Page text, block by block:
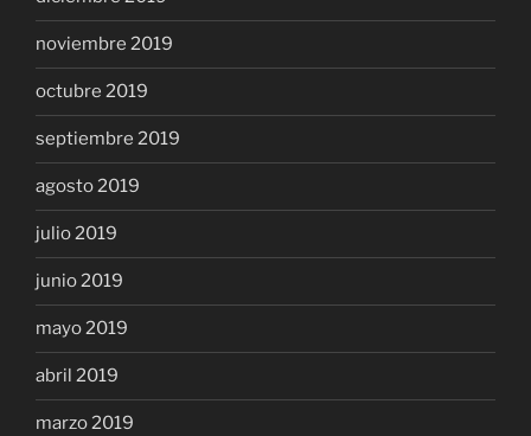
noviembre 2019
octubre 2019
septiembre 2019
agosto 2019
julio 2019
junio 2019
mayo 2019
abril 2019
marzo 2019